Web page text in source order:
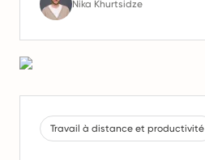
Nika Khurtsidze
Travail à distance et productivité